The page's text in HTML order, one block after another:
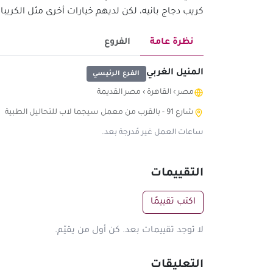
كريب دجاج بانيه، لكن لديهم خيارات أخرى مثل
نظرة عامة الفروع
المنيل الغربي الفرع الرئيسي
مصر › القاهرة › مصر القديمة
شارع 91 - بالقرب من معمل سيجما لاب للتحاليل الطبية
ساعات العمل غير مُدرجة بعد.
التقييمات
اكتب تقييمًا
لا توجد تقييمات بعد. كن أول من يقيّم.
التعليقات